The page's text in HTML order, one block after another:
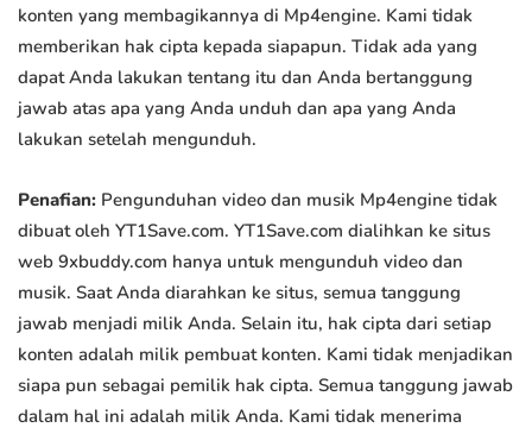
konten yang membagikannya di Mp4engine. Kami tidak
memberikan hak cipta kepada siapapun. Tidak ada yang
dapat Anda lakukan tentang itu dan Anda bertanggung
jawab atas apa yang Anda unduh dan apa yang Anda
lakukan setelah mengunduh.
Penafian: Pengunduhan video dan musik Mp4engine tidak
dibuat oleh YT1Save.com. YT1Save.com dialihkan ke situs
web 9xbuddy.com hanya untuk mengunduh video dan
musik. Saat Anda diarahkan ke situs, semua tanggung
jawab menjadi milik Anda. Selain itu, hak cipta dari setiap
konten adalah milik pembuat konten. Kami tidak menjadikan
siapa pun sebagai pemilik hak cipta. Semua tanggung jawab
dalam hal ini adalah milik Anda. Kami tidak menerima